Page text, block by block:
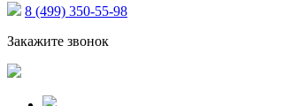
8 (499) 350-55-98
Закажите звонок